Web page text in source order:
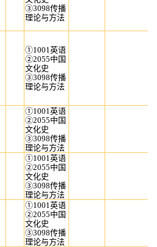
③3098传播
理论与方法
①1001英语
②2055中国
文化史
③3098传播
理论与方法
①1001英语
②2055中国
文化史
③3098传播
理论与方法
①1001英语
②2055中国
文化史
③3098传播
理论与方法
①1001英语
②2055中国
文化史
③3098传播
理论与方法